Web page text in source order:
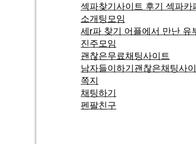
섹파찾기사이트 후기 섹파카
소개팅모임
세r파 찾기 어플에서 만난 유
진주모임
괜찮은무료채팅사이트
남자들이하기괜찮은채팅사
쪽지
채팅하기
펜팔친구